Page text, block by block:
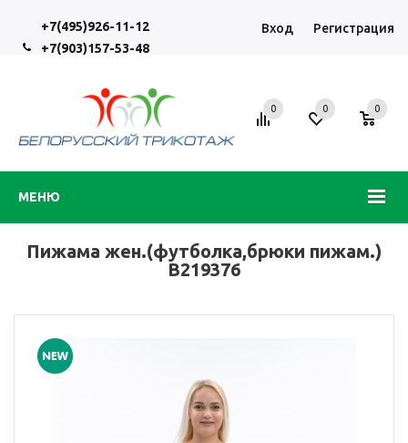
+7(495)926-11-12
+7(903)157-53-48
Вход Регистрация
МЕНЮ
0 0 0
Пижама жен.(футболка,брюки пижам.)
В219376